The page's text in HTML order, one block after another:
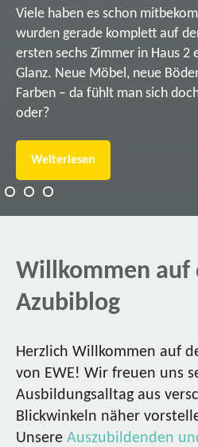
Viele haben es schon
wurden gerade komplett auf
ersten sechs Zimmer in Haus 2
Glanz. Neue Möbel, neue
Farben – da fühlt man sich
oder?
Weiterlesen
Willkommen auf
Azubiblog
Herzlich Willkommen auf
von EWE! Wir freuen uns
Ausbildungsalltag aus
Blickwinkeln näher
Unsere Auszubildenden